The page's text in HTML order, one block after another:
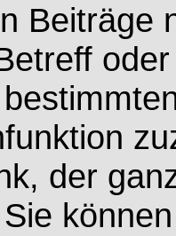
Beiträge
der